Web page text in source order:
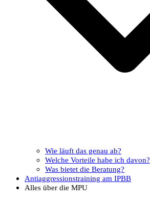
Wie läuft das genau ab?
Welche Vorteile habe ich davon?
Was bietet die Beratung?
Antiaggressionstraining am IPBB
Alles über die MPU